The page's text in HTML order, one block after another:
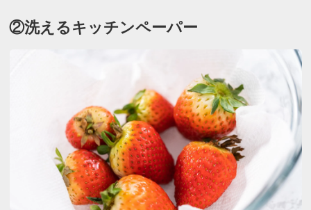
②洗えるキッチンペーパー